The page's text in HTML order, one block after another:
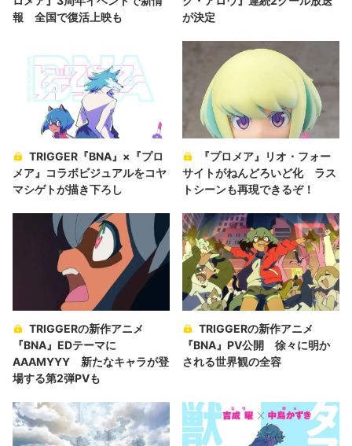
報 全国で復活上映も
が決定
TRIGGER『BNA』×『プロ
メア』コラボビジュアルをコヤ
マシゲトが描き下ろし
『プロメア』リオ・フォー
サイトがねんどろいど化 ラス
トシーンも再現できるぞ！
TRIGGERの新作アニメ
『BNA』EDテーマに
AAAMYYY 新たなキャラが登
場する第2弾PVも
TRIGGERの新作アニメ
『BNA』PV公開 徐々に明か
される世界観の全容